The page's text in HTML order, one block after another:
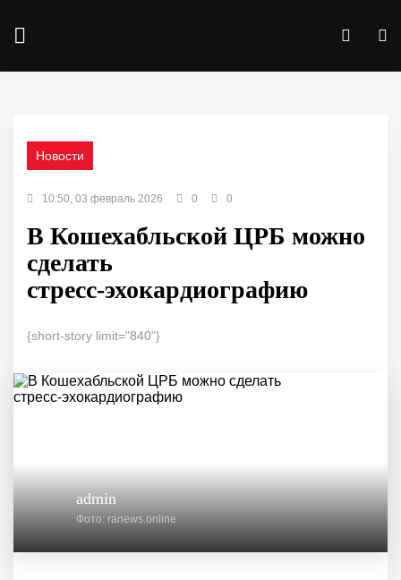
Новости
10:50, 03 февраль 2026 0 0
В Кошехабльской ЦРБ можно
сделать
стресс‑эхокардиографию
{short-story limit="840"}
admin
Фото: ranews.online